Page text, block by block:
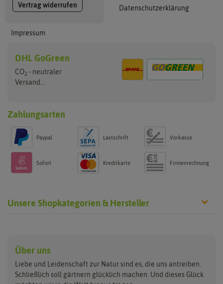
Vertrag widerrufen
Impressum
Datenschutzerklärung
DHL GoGreen
CO2 - neutraler
Versand...
Zahlungsarten
Paypal Lastschrift Vorkasse
Sofort Kreditkarte Firmenrechnung
Unsere Shopkategorien & Hersteller
Anzuchtschalen
Beleuchtung
Keimsprossen
Benary
Buzzy Seeds FLORTUS
Über uns
Liebe und Leidenschaft zur Natur sind es, die uns antreiben.
Schließlich soll gärtnern glücklich machen. Und dieses Glück